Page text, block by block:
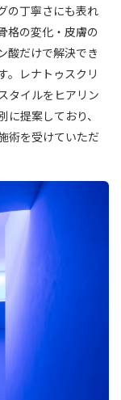
の丁寧さにも表れ
格の変化・皮膚の
酸だけで解決でき
。レナトゥスクリ
タイルをヒアリン
提案しており、
術を受けていただ